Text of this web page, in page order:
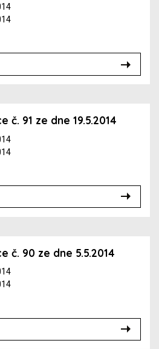
č. 91 ze dne 19.5.2014
č. 90 ze dne 5.5.2014